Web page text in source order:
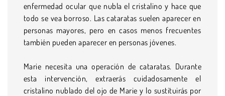
enfermedad ocular que nubla el cristalino y hace que
todo se vea borroso. Las cataratas suelen aparecer en
personas mayores, pero en casos menos frecuentes
también pueden aparecer en personas jóvenes.
Marie necesita una operación de cataratas. Durante
esta intervención, extraerás cuidadosamente el
cristalino nublado del ojo de Marie y lo sustituirás por